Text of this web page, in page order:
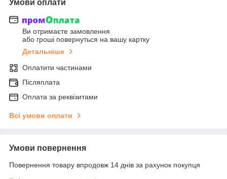
Умови оплати
Ви отримаєте замовлення
або гроші повернуться на вашу картку
Детальніше
Оплатити частинами
Післяплата
Оплата за реквізитами
Всі умови оплати
Умови повернення
Повернення товару впродовж 14 днів за рахунок покупця